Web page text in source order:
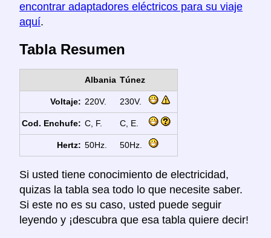
encontrar adaptadores eléctricos para su viaje
aquí.
Tabla Resumen
Albania Túnez
Voltaje: 220V. 230V.
Cod. Enchufe: C, F. C, E.
Hertz: 50Hz. 50Hz.
Si usted tiene conocimiento de electricidad,
quizas la tabla sea todo lo que necesite saber.
Si este no es su caso, usted puede seguir
leyendo y ¡descubra que esa tabla quiere decir!